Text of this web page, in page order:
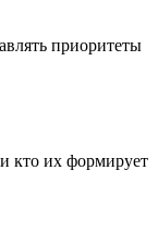
приоритеты
кто их формирует